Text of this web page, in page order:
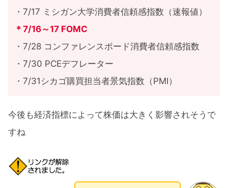
・7/17 ミシガン大学消費者信頼感指数（速報値）
＊7/16～17 FOMC
・7/28 コンファレンスボード消費者信頼感指数
・7/30 PCEデフレーター
・7/31シカゴ購買担当者景気指数（PMI）
今後も経済指標によって株価は大きく影響されそうで
すね